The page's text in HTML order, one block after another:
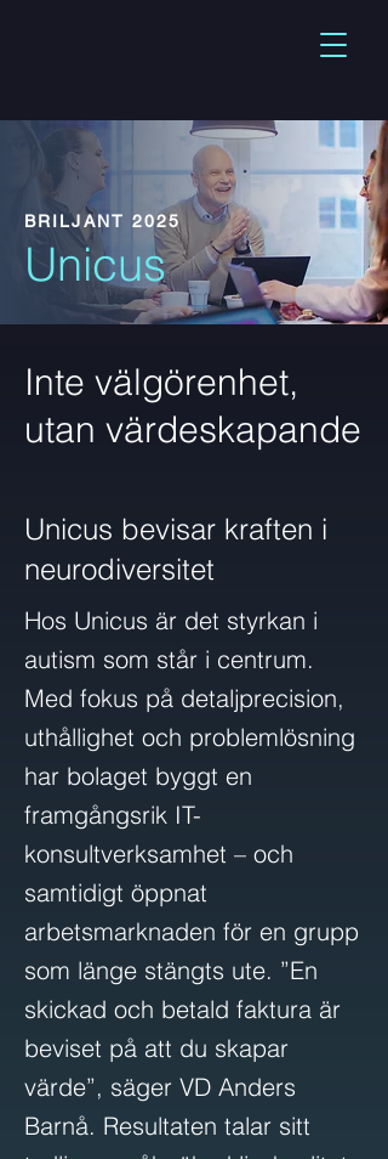
BRILJANT 2025
Unicus
Inte välgörenhet,
utan värdeskapande
Unicus bevisar kraften i
neurodiversitet
Hos Unicus är det styrkan i
autism som står i centrum.
Med fokus på detaljprecision,
uthållighet och problemlösning
har bolaget byggt en
framgångsrik IT-
konsultverksamhet – och
samtidigt öppnat
arbetsmarknaden för en grupp
som länge stängts ute. ”En
skickad och betald faktura är
beviset på att du skapar
värde”, säger VD Anders
Barnå. Resultaten talar sitt